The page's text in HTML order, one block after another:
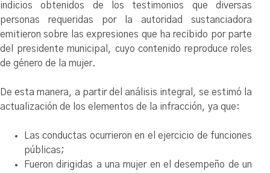
indicios obtenidos de los testimonios que diversas
personas requeridas por la autoridad sustanciadora
emitieron sobre las expresiones que ha recibido por parte
del presidente municipal, cuyo contenido reproduce roles
de género de la mujer.
De esta manera, a partir del análisis integral, se estimó la
actualización de los elementos de la infracción, ya que:
Las conductas ocurrieron en el ejercicio de funciones
públicas;
Fueron dirigidas a una mujer en el desempeño de un